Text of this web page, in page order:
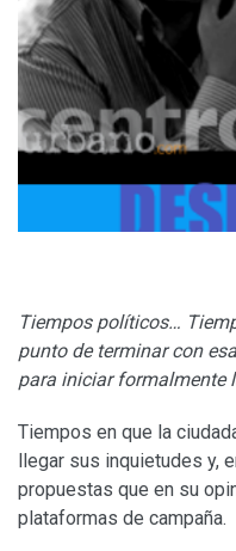
Tiempos políticos…
punto de terminar con
para iniciar formalmente
Tiempos en que la
llegar sus inquietudes y,
propuestas que en su
plataformas de campaña.